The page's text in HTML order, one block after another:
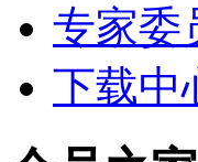
专家委
下载中